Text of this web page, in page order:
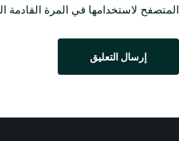
المتصفح لاستخدامها في المرة القادمة
إرسال التعليق